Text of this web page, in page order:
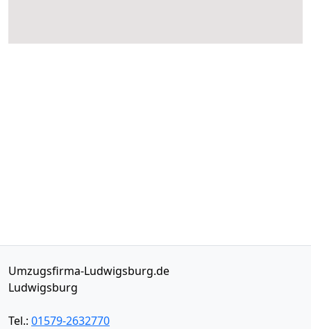
Umzugsfirma-Ludwigsburg.de
Ludwigsburg
Tel.: 01579-2632770